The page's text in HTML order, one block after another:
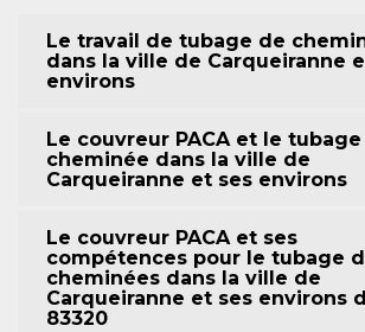
Le travail de tubage de
dans la ville de Carqueiranne
environs
Le couvreur PACA et le
cheminée dans la ville de
Carqueiranne et ses environs
Le couvreur PACA et ses
compétences pour le tubage
cheminées dans la ville de
Carqueiranne et ses environs
83320